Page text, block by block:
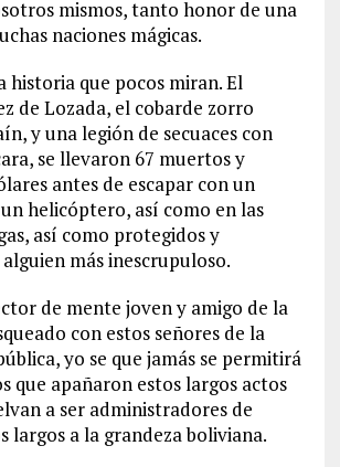
mismos, tanto honor de una
naciones mágicas.
historia que pocos miran. El
de Lozada, el cobarde zorro
y una legión de secuaces con
se llevaron 67 muertos y
antes de escapar con un
helicóptero, así como en las
así como protegidos y
más inescrupuloso.
de mente joven y amigo de la
con estos señores de la
yo se que jamás se permitirá
que apañaron estos largos actos
a ser administradores de
largos a la grandeza boliviana.